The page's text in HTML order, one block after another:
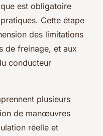
est obligatoire
Cette étape
des limitations
de freinage, et aux
conducteur
plusieurs
de manœuvres
réelle et